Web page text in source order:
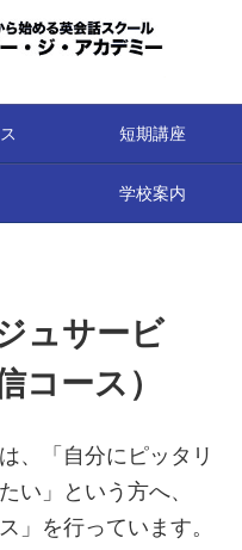
短期講座
学校案内
ュサービ
コース）
、「自分にピッタリ
い」という方へ、
」を行っています。